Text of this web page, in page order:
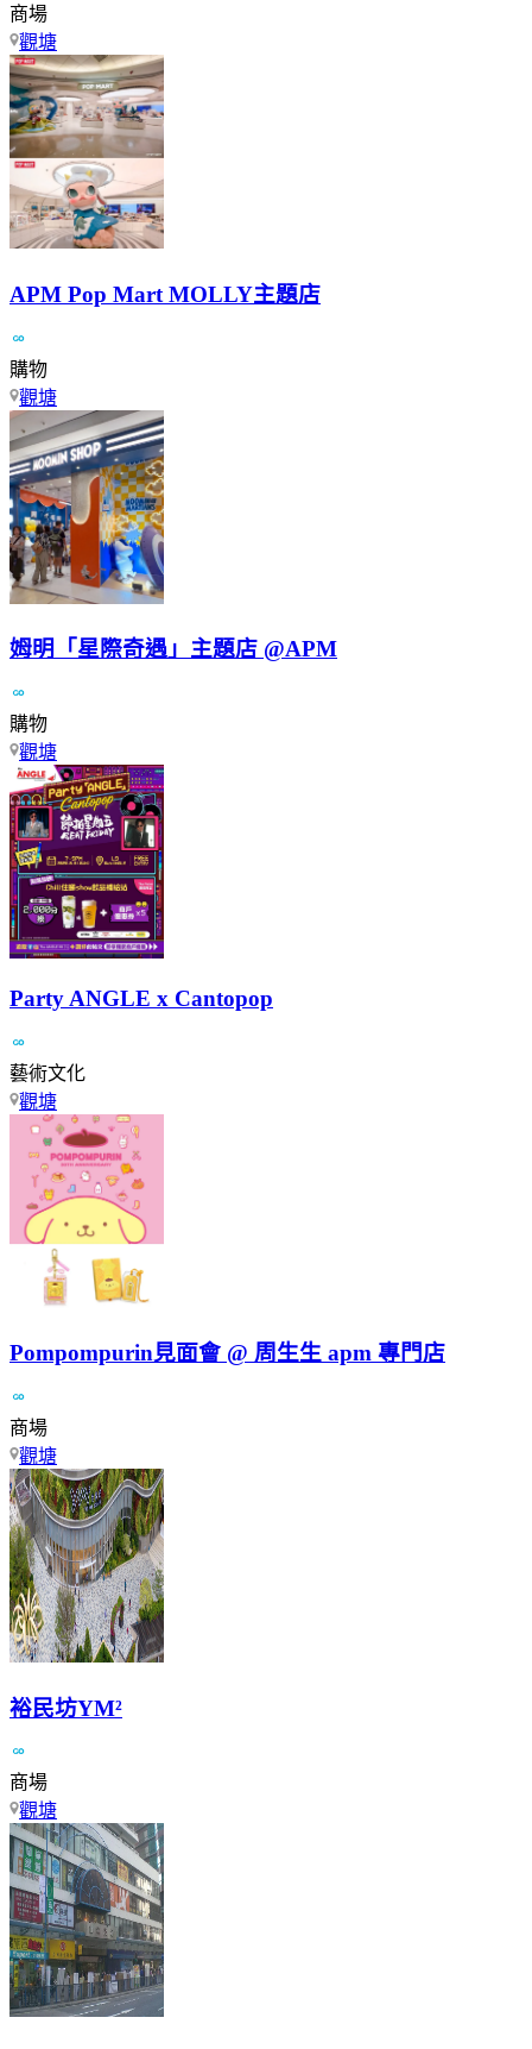
商場
觀塘
APM Pop Mart MOLLY主題店
購物
觀塘
姆明「星際奇遇」主題店 @APM
購物
觀塘
Party ANGLE x Cantopop
藝術文化
觀塘
Pompompurin見面會 @ 周生生 apm 專門店
商場
觀塘
裕民坊YM²
商場
觀塘